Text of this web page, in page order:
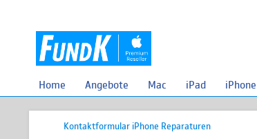
Home Angebote Mac iPad iPhone
Kontaktformular iPhone Reparaturen